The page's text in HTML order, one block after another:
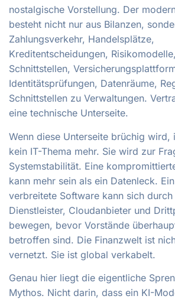
nostalgische Vorstellung. Der
besteht nicht nur aus Bilanzen,
Zahlungsverkehr, Handelsplätze,
Kreditentscheidungen,
Schnittstellen,
Identitätsprüfungen, Datenräume,
Schnittstellen zu Verwaltungen.
eine technische Unterseite.
Wenn diese Unterseite brüchig wird,
kein IT-Thema mehr. Sie wird zur
Systemstabilität. Eine
kann mehr sein als ein Datenleck.
verbreitete Software kann sich durch
Dienstleister, Cloudanbieter und
bewegen, bevor Vorstände
betroffen sind. Die Finanzwelt ist
vernetzt. Sie ist global verkabelt.
Genau hier liegt die eigentliche
Mythos. Nicht darin, dass ein KI-